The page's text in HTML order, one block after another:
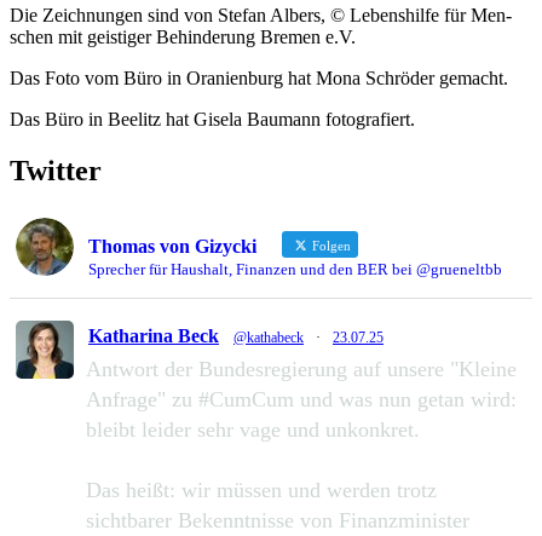
Die Zeich­nun­gen sind von Ste­fan Albers, © Lebens­hilfe für Men­
schen mit geis­ti­ger Behin­de­rung Bre­men e.V.
Das Foto vom Büro in Ora­ni­en­burg hat Mona Schrö­der gemacht.
Das Büro in Beelitz hat Gisela Bau­mann fotografiert.
Twitter
Thomas von Gizycki Folgen
Sprecher für Haushalt, Finanzen und den BER bei @grueneltbb
Katharina Beck @kathabeck · 23.07.25
Antwort der Bundesregierung auf unsere "Kleine
Anfrage" zu #CumCum und was nun getan wird:
bleibt leider sehr vage und unkonkret.
Das heißt: wir müssen und werden trotz
sichtbarer Bekenntnisse von Finanzminister